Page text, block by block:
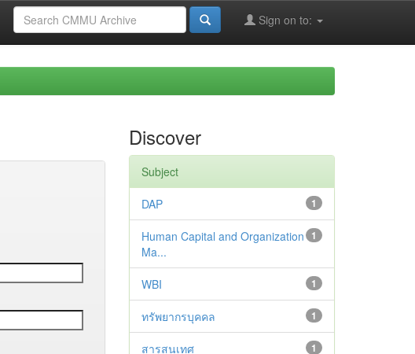
Sign on to:
Discover
Subject
1
DAP
1
Human Capital and Organization
Ma...
1
WBI
1
ทรัพยากรบุคคล
1
สารสนเทศ